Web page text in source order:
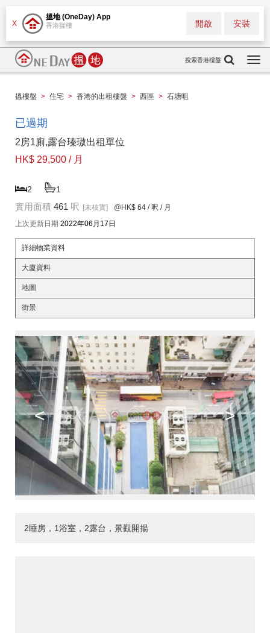
X
搵地 (OneDay) App
香港搵樓 安裝
開啟
搜索香港樓盤
搵樓盤 > 住宅 > 香港的出租樓盤 > 西區 > 石塘咀
已過期
2房1廁,露台瑧璈出租單位
HK$ 29,500 / 月
2 1
實用面積 461 呎 [未核實] @HK$ 64 / 呎 / 月
上次更新日期 2022年06月17日
詳細物業資料
大廈資料
地圖
街景
< >
2睡房，1浴室，2露台，景觀開揚